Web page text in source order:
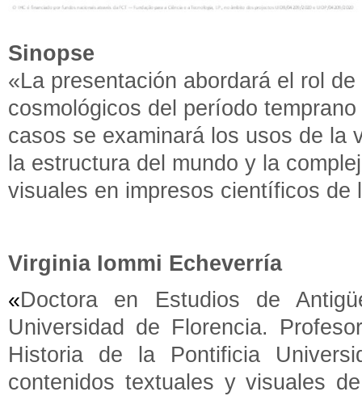
Sinopse
«La presentación abordará el rol
cosmológicos del período
casos se examinará los usos de la
la estructura del mundo y la
visuales en impresos científicos de
Virginia Iommi Echeverría
«Doctora en Estudios de
Universidad de Florencia.
Historia de la Pontificia
contenidos textuales y visuales